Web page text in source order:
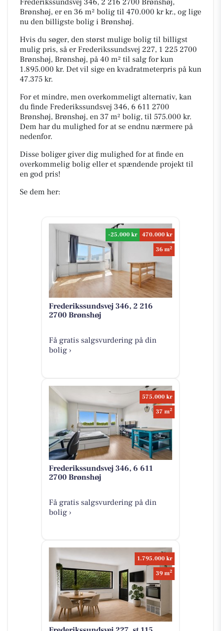
Brønshøj, er en 36 m² bolig til 470.000 kr kr., og lige
nu den billigste bolig i Brønshøj.
Hvis du søger, den størst mulige bolig til billigst
mulig pris, så er Frederikssundsvej 227, 1 225 2700
Brønshøj, Brønshøj, på 40 m² til salg for kun
1.895.000 kr. Det vil sige en kvadratmeterpris på kun
47.375 kr.
For et mindre, men overkommeligt alternativ, kan
du finde Frederikssundsvej 346, 6 611 2700
Brønshøj, Brønshøj, en 37 m² bolig, til 575.000 kr.
Dem har du mulighed for at se endnu nærmere på
nedenfor.
Disse boliger giver dig mulighed for at finde en
overkommelig bolig eller et spændende projekt til
en god pris!
Se dem her:
-25.000 kr
470.000 kr
36 m2
Frederikssundsvej 346, 2 216
2700 Brønshøj
Få gratis salgsvurdering på din
bolig ›
575.000 kr
37 m2
Frederikssundsvej 346, 6 611
2700 Brønshøj
Få gratis salgsvurdering på din
bolig ›
1.795.000 kr
39 m2